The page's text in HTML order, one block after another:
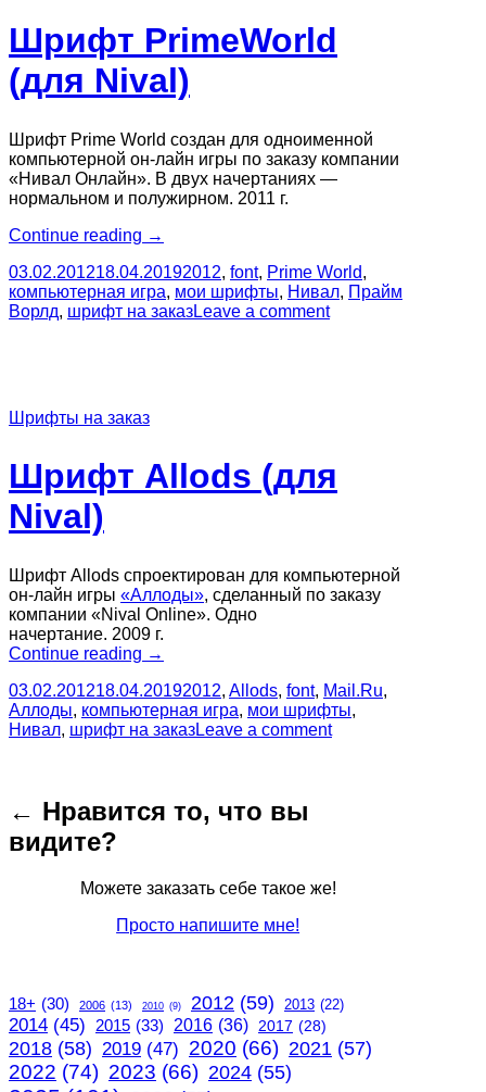
Шрифт PrimeWorld
(для Nival)
Шрифт Prime World создан для одноименной
компьютерной он-лайн игры по заказу компании
«Нивал Онлайн». В двух начертаниях —
нормальном и полужирном. 2011 г.
Continue reading “Шрифт
(для
Nival)”
→
03.02.201218.04.20192012, font, Prime World,
компьютерная игра, мои шрифты, Нивал, Прайм
Ворлд, шрифт на заказLeave a comment
Шрифты на заказ
Шрифт Allods (для
Nival)
Шрифт Allods спроектирован для компьютерной
он-лайн игры «Аллоды», сделанный по заказу
компании «Nival Online». Одно
начертание. 2009 г.
Continue reading “Шрифт
(для
Nival)”
→
03.02.201218.04.20192012, Allods, font, Mail.Ru,
Аллоды, компьютерная игра, мои шрифты,
Нивал, шрифт на заказLeave a comment
← Нравится то, что вы
видите?
Можете заказать себе такое же!
Просто напишите мне!
18+ (30) 2006 (13) 2010 (9) 2012 (59) 2013 (22)
2014 (45) 2015 (33) 2016 (36) 2017 (28)
2018 (58) 2019 (47) 2020 (66) 2021 (57)
2022 (74) 2023 (66) 2024 (55)